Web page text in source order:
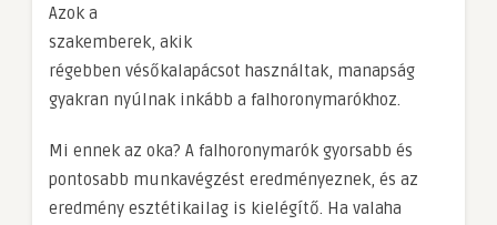
Azok a
szakemberek, akik
régebben vésőkalapácsot használtak, manapság
gyakran nyúlnak inkább a falhoronymarókhoz.
Mi ennek az oka? A falhoronymarók gyorsabb és
pontosabb munkavégzést eredményeznek, és az
eredmény esztétikailag is kielégítő. Ha valaha